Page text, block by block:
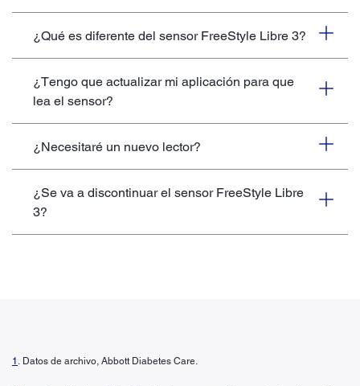
¿Qué es diferente del sensor FreeStyle Libre 3?
¿Tengo que actualizar mi aplicación para que
lea el sensor?
¿Necesitaré un nuevo lector?
¿Se va a discontinuar el sensor FreeStyle Libre
3?
1 . Datos de archivo, Abbott Diabetes Care.